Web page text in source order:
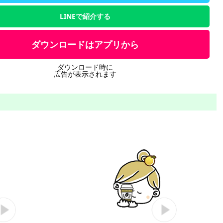
LINEで紹介する
ダウンロードはアプリから
ダウンロード時に
広告が表示されます